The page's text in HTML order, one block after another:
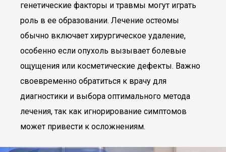
генетические факторы и травмы могут играть
роль в ее образовании. Лечение остеомы
обычно включает хирургическое удаление,
особенно если опухоль вызывает болевые
ощущения или косметические дефекты. Важно
своевременно обратиться к врачу для
диагностики и выбора оптимального метода
лечения, так как игнорирование симптомов
может привести к осложнениям.